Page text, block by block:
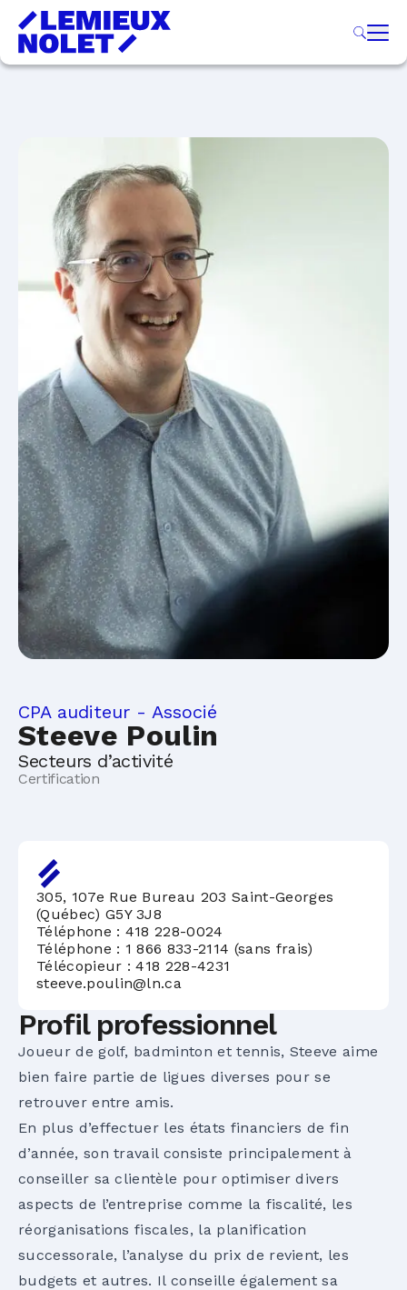
CPA auditeur - Associé
Steeve Poulin
Secteurs d’activité
Certification
Profil professionnel
Joueur de golf, badminton et tennis, Steeve aime
bien faire partie de ligues diverses pour se
retrouver entre amis.
En plus d’effectuer les états financiers de fin
d’année, son travail consiste principalement à
conseiller sa clientèle pour optimiser divers
aspects de l’entreprise comme la fiscalité, les
réorganisations fiscales, la planification
successorale, l’analyse du prix de revient, les
budgets et autres. Il conseille également sa
305, 107e Rue Bureau 203 Saint-Georges
(Québec) G5Y 3J8
Téléphone : 418 228-0024
Téléphone : 1 866 833-2114 (sans frais)
Télécopieur : 418 228-4231
steeve.poulin@ln.ca